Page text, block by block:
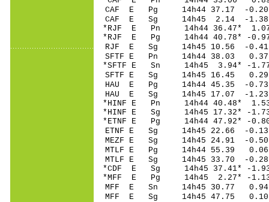
CAF E Pg 14h44
CAF E Sg 14h45 2.14 -
*RJF E Pn 14h44
*RJF E Pg 14h44
RJF E Sg 14h45 10.56 -
SFTF E Pn 14h44
*SFTF E Sn 14h45
SFTF E Sg 14h45 16.45
HAU E Pg 14h44
HAU E Sg 14h45 17.07 -
*HINF E Pn 14h44
*HINF E Sg 14h45 17.32* -
*ETNF E Pg 14h44
ETNF E Sg 14h45 22.66 -
MEZF E Sg 14h45 24.91 -
MTLF E Pg 14h44
MTLF E Sg 14h45 33.70 -
*CDF E Sg 14h45 37.41* -
*MFF E Pg 14h45
MFF E Sn 14h45
MFF E Sg 14h45 47.75